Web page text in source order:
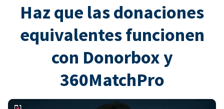
Haz que las donaciones
equivalentes funcionen
con Donorbox y
360MatchPro